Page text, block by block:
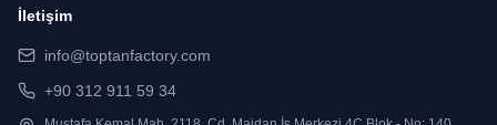
İletişim
info@toptanfactory.com
+90 312 911 59 34